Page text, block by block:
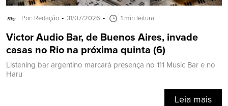
Por: Redação 31/07/2026 1 min leitura
Victor Audio Bar, de Buenos Aires, invade
casas no Rio na próxima quinta (6)
Listening bar argentino marcará presença no 111 Music Bar e no
Haru
Leia mais